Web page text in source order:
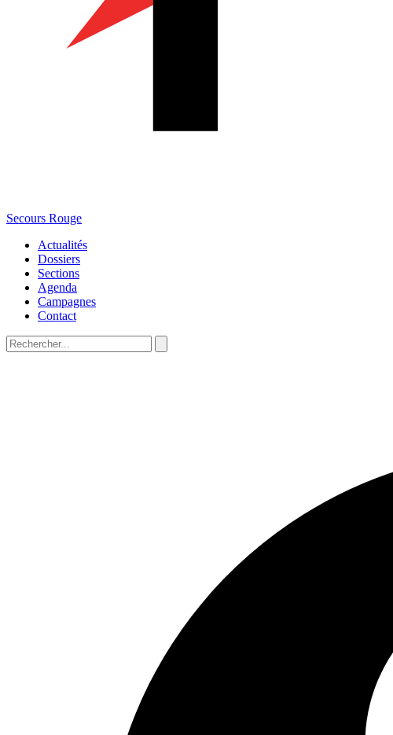
Secours Rouge
Actualités
Dossiers
Sections
Agenda
Campagnes
Contact